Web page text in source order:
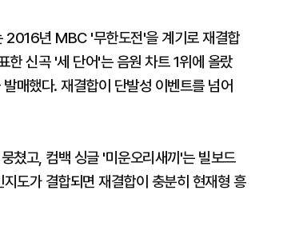
2016년 MBC '무한도전'을 계기로 재결합
신곡 '세 단어'는 음원 차트 1위에 올랐
매했다. 재결합이 단발성 이벤트를 넘어
고, 컴백 싱글 '미운오리새끼'는 빌보드
도가 결합되면 재결합이 충분히 현재형 흥